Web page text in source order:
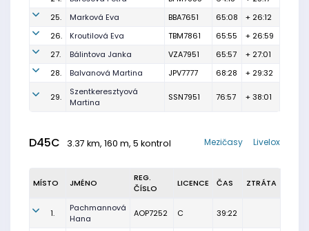
25.
Marková Eva BBA7651 65:08
+ 26:12
26.
Kroutilová Eva TBM7861 65:55
+ 26:59
27.
Bálintova Janka VZA7951 65:57
+ 27:01
28.
Balvanová Martina JPV7777 68:28 + 29:32
29.
Szentkeresztyová
Martina
SSN7951 76:57 + 38:01
D45C 3.37 km, 160 m, 5 kontrol Livelox
Mezičasy
MÍSTO JMÉNO
REG.
ČÍSLO
LICENCE ČAS ZTRÁTA
1.
Pachmannová
Hana
AOP7252 C 39:22